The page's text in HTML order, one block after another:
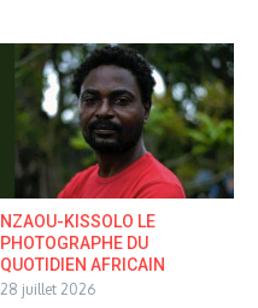
NZAOU-KISSOLO LE
PHOTOGRAPHE DU
QUOTIDIEN AFRICAIN
28 juillet 2026